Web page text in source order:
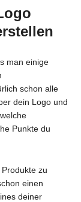
man einige
schon alle
dein Logo und
Punkte du
zu
einen
deiner